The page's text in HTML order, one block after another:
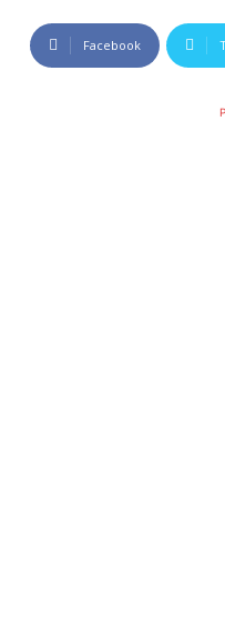
Facebook